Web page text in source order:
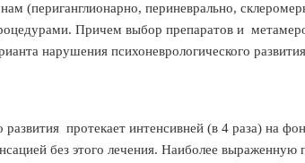
(периганглионарно, периневрально,
Причем выбор препаратов и
нарушения психоневрологического
протекает интенсивней (в 4 раза) на
без этого лечения. Наиболее выраженную